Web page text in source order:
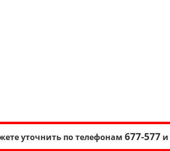
уточнить по телефонам 677-577 и